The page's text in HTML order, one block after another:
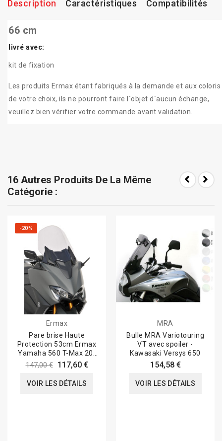
Description Caractéristiques Compatibilités
66 cm
livré avec:
kit de fixation
Les produits Ermax étant fabriqués à la demande et aux coloris
de votre choix, ils ne pourront faire l´objet d´aucun échange,
veuillez bien vérifier votre commande avant validation.
16 Autres Produits De La Même
Catégorie :
-20%
Ermax
Pare brise Haute
Protection 53cm Ermax
Yamaha 560 T-Max 20-
21
147,00 € 117,60 €
VOIR LES DÉTAILS
MRA
Bulle MRA Variotouring
VT avec spoiler -
Kawasaki Versys 650
154,58 €
VOIR LES DÉTAILS